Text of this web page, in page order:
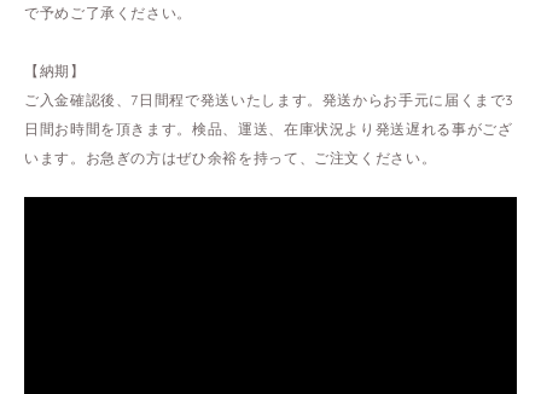
で予めご了承ください。
【納期】
ご入金確認後、7日間程で発送いたします。発送からお手元に届くまで3
日間お時間を頂きます。検品、運送、在庫状況より発送遅れる事がござ
います。お急ぎの方はぜひ余裕を持って、ご注文ください。